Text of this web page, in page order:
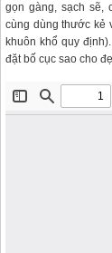
gọn gàng, sạch sẽ,
cùng dùng thước kẻ
khuôn khổ quy
đặt bố cục sao cho